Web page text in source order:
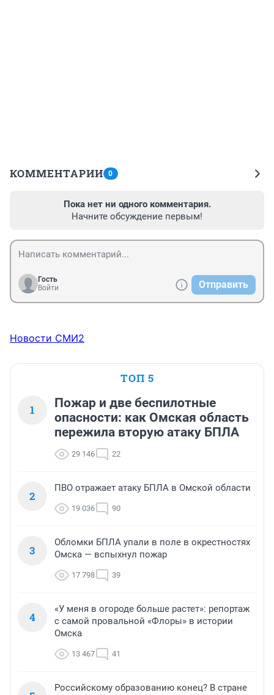
КОММЕНТАРИИ 0
Пока нет ни одного комментария.
Начните обсуждение первым!
Гость
Войти
Отправить
Новости СМИ2
ТОП 5
1
Пожар и две беспилотные
опасности: как Омская область
пережила вторую атаку БПЛА
29 146 22
2
ПВО отражает атаку БПЛА в Омской области
19 036 90
3
Обломки БПЛА упали в поле в окрестностях
Омска — вспыхнул пожар
17 798 39
4
«У меня в огороде больше растет»: репортаж
с самой провальной «Флоры» в истории
Омска
13 467 41
Российскому образованию конец? В стране